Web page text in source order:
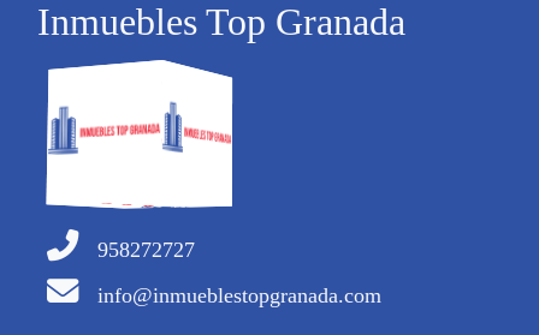
Inmuebles Top Granada
958272727
info@inmueblestopgranada.com